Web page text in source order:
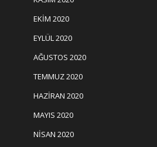
EKIM 2020
EYLÜL 2020
AĞUSTOS 2020
TEMMUZ 2020
HAZIRAN 2020
MAYIS 2020
NISAN 2020